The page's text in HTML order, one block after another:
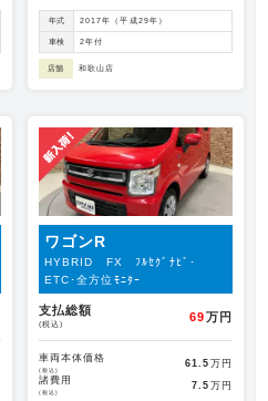
年式 2017年（平成29年）
車検 2年付
店舗 和歌山店
ワゴンR
HYBRID FX ﾌﾙｾｸﾞﾅﾋﾞ･
ETC･全方位ﾓﾆﾀｰ
支払総額
(税込)
69万円
車両本体価格
(税込)
61.5 万円
諸費用
(税込)
7.5 万円